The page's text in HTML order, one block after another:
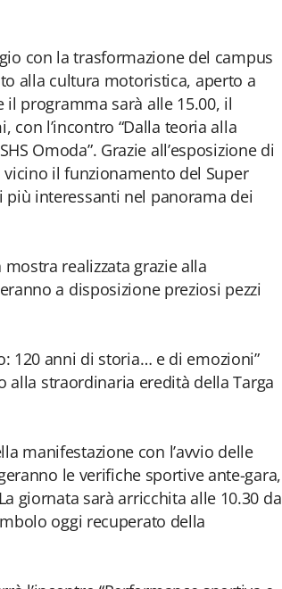
con la trasformazione del campus
alla cultura motoristica, aperto a
programma sarà alle 15.00, il
con l’incontro “Dalla teoria alla
Omoda”. Grazie all’esposizione di
vicino il funzionamento del Super
più interessanti nel panorama dei
realizzata grazie alla
a disposizione preziosi pezzi
120 anni di storia… e di emozioni”
straordinaria eredità della Targa
manifestazione con l’avvio delle
le verifiche sportive ante-gara,
giornata sarà arricchita alle 10.30 da
oggi recuperato della